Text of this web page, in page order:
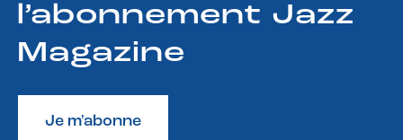
l’abonnement Jazz
Magazine
Je m'abonne